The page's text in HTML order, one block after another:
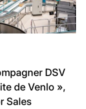
DSV
de Venlo »,
Sales